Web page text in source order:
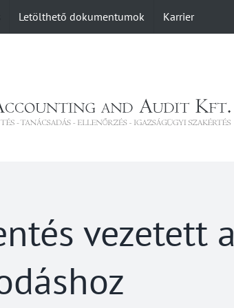
Letölthető dokumentumok Karrier
vezetett a